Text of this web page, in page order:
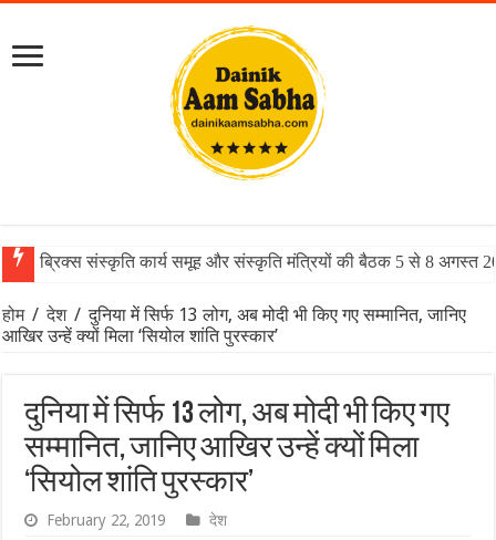
ब्रिक्स संस्कृति कार्य समूह और संस्कृति मंत्रियों की बैठक 5 से 8 अगस्त
होम / देश / दुनिया में सिर्फ 13 लोग, अब मोदी भी किए गए सम्मानित, जानिए
आखिर उन्हें क्यों मिला ‘सियोल शांति पुरस्कार’
दुनिया में सिर्फ 13 लोग, अब मोदी भी किए गए
सम्मानित, जानिए आखिर उन्हें क्यों मिला
‘सियोल शांति पुरस्कार’
February 22, 2019 देश